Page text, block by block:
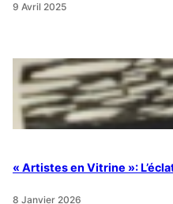
9 Avril 2025
« Artistes en Vitrine »:
8 Janvier 2026